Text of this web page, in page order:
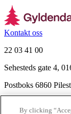
Kontakt oss
22 03 41 00
Sehesteds gate 4,
Postboks 6860
By clicking